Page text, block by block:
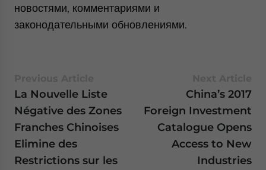
новостями, комментариями и
законодательными обновлениями.
La Nouvelle Liste
Négative des Zones
Franches Chinoises
Elimine des
Restrictions sur les
China’s 2017
Foreign Investment
Catalogue Opens
Access to New
Industries